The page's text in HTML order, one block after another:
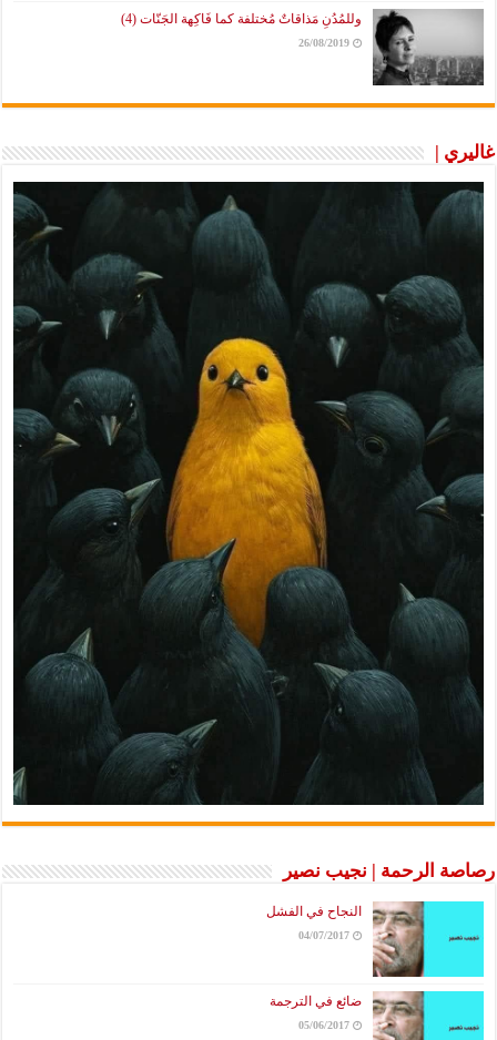
وللمُدُنِ مَذاقاتٌ مُختلفة كما فَاكِهة الجَنّات (4)
26/08/2019
غاليري |
رصاصة الرحمة | نجيب نصير
النجاح في الفشل
04/07/2017
ضائع في الترجمة
05/06/2017